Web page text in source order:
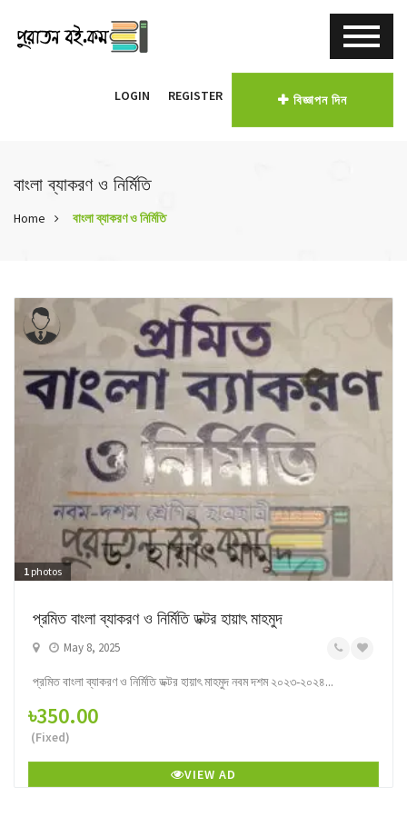
LOGIN REGISTER বিজ্ঞাপন দিন
বাংলা ব্যাকরণ ও নির্মিতি
Home বাংলা ব্যাকরণ ও নির্মিতি
1 photos
প্রমিত বাংলা ব্যাকরণ ও নির্মিতি ডক্টর হায়াৎ মাহমুদ
May 8, 2025
প্রমিত বাংলা ব্যাকরণ ও নির্মিতি ডক্টর হায়াৎ মাহমুদ নবম দশম ২০২৩-২০২৪...
৳350.00
(Fixed)
VIEW AD